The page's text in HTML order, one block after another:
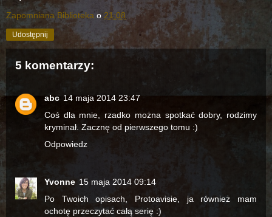
Zapomniana Biblioteka o 21:08
Udostępnij
5 komentarzy:
abc 14 maja 2014 23:47
Coś dla mnie, rzadko można spotkać dobry, rodzimy
kryminał. Zacznę od pierwszego tomu :)
Odpowiedz
Yvonne 15 maja 2014 09:14
Po Twoich opisach, Protoavisie, ja również mam
ochotę przeczytać całą serię :)